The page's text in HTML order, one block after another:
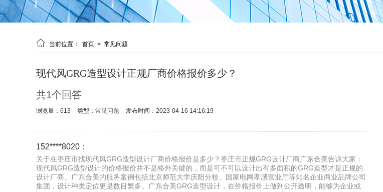
 当前位置： 首页 > 常见问题
现代风GRG造型设计正规厂商价格报价多少？
共1个回答
浏览量：613 类型： 常见问题 发布时间：2023-04-16 14:16:19
152****8020：
关于在枣庄市找现代风GRG造型设计厂商价格报价是多少？枣庄市正规GRG设计厂商广东合美告诉大家：
现代风GRG造型设计的价格报价并不是格外关键的，而是可不可以设计出有多面积的GRG造型才是正规的
设计厂商。广东合美的服务案例包括北京师范大学庆阳分校、国家电网孝感营业厅等知名企业商业品牌公司
集团，设计种类定位更是数目繁多。广东合美GRG造型设计，在价格报价上做到公开透明，能够为企业或